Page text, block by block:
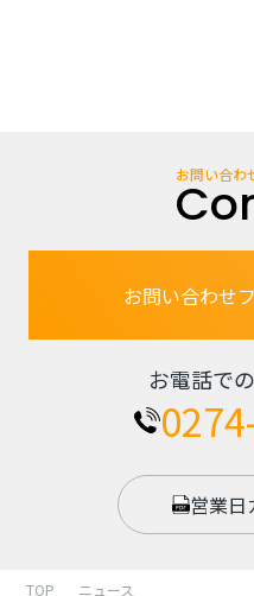
お問い合わ
お問い合わせ
お電話で
営業日
TOP
ニュース